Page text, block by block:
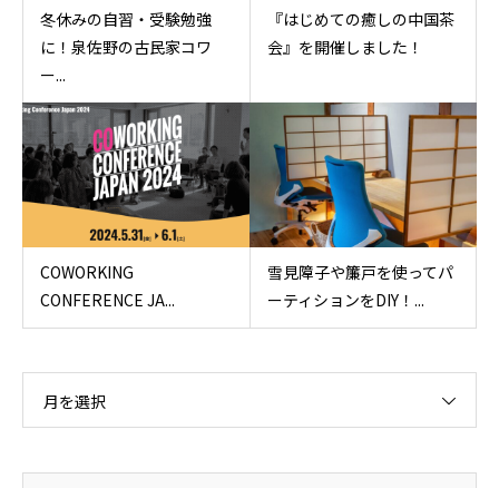
冬休みの自習・受験勉強
に！泉佐野の古民家コワ
ー...
『はじめての癒しの中国茶
会』を開催しました！
COWORKING
CONFERENCE JA...
雪見障子や簾戸を使ってパ
ーティションをDIY！...
月を選択